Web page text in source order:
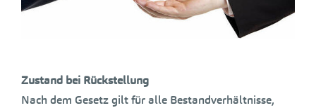
Zustand bei Rückstellung
Nach dem Gesetz gilt für alle Bestandverhältnisse,